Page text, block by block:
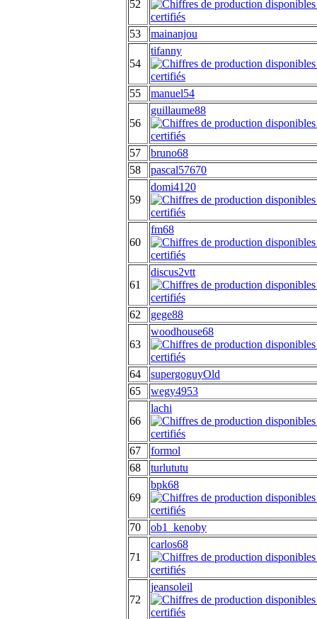
52
53 mainanjou
54
tifanny
55 manuel54
56
guillaume88
57
bruno68
58
pascal57670
59
domi4120
60
fm68
61
discus2vtt
62 gege88
63
woodhouse68
64
supergoguyOld
65
wegy4953
66
lachi
67
formol
68
turlututu
69
bpk68
70 ob1_kenoby
71
carlos68
72
jeansoleil